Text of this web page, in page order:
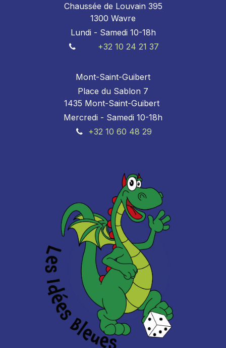
Chaussée de Louvain 395
1300 Wavre
Lundi - Samedi 10-18h
+32 10 24 21 37
Mont-Saint-Guibert
Place du Sablon 7
1435 Mont-Saint-Guibert
Mercredi - Samedi 10-18h
+32 10 60 48 29